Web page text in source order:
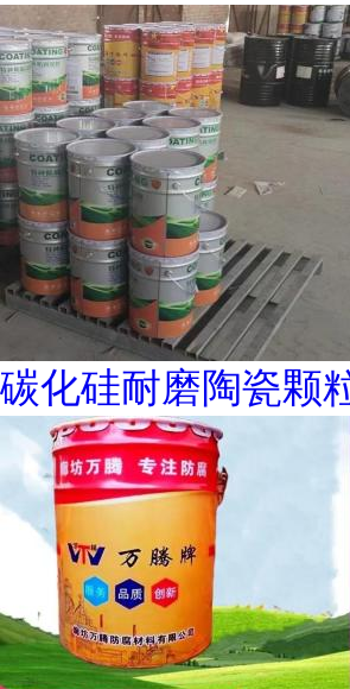
碳化硅耐磨陶瓷颗